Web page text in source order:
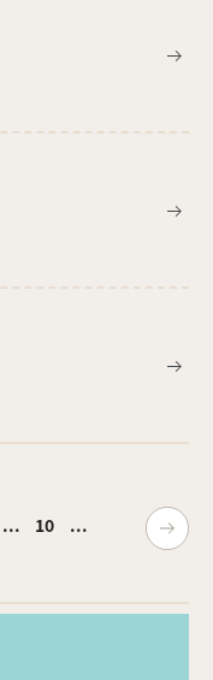
... 10 ...